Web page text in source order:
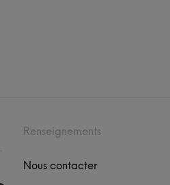
Renseignements
Nous contacter